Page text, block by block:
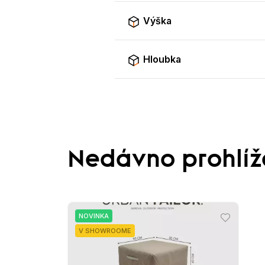
Výška
Hloubka
Nedávno
NOVINKA
V SHOWROOME